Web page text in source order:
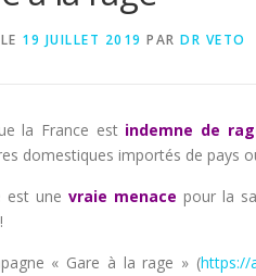
19 JUILLET 2019 PAR DR VETO
la France est indemne de
domestiques importés de pays
est une vraie menace pour la
« Gare à la rage » (https://